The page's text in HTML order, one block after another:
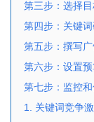
第三步：选择
第四步：关键
第五步：撰写
第六步：设置
第七步：监控
1. 关键词竞争